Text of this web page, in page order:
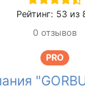
Рейтинг: 53 из
0 отзывов
PRO